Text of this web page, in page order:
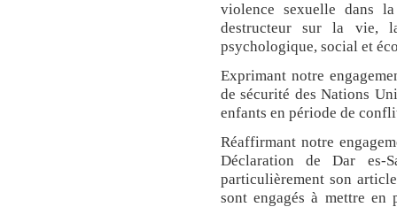
violence sexuelle dans
destructeur sur la vie,
psychologique, social et
Exprimant notre
de sécurité des Nations
enfants en période de
Réaffirmant notre
Déclaration de Dar es-
particulièrement son
sont engagés à mettre en